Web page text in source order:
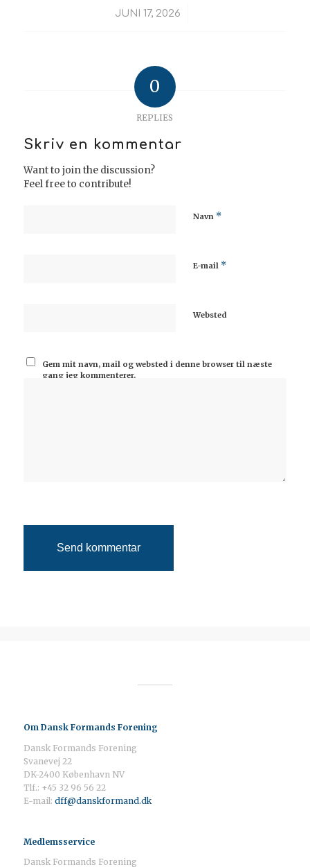
JUNI 17, 2026
/
0
REPLIES
Skriv en kommentar
Want to join the discussion?
Feel free to contribute!
Navn *
E-mail *
Websted
Gem mit navn, mail og websted i denne browser til næste
gang jeg kommenterer.
Om Dansk Formands Forening
Dansk Formands Forening
Svanevej 22
DK-2400 København NV
Tlf.: +45 32 96 56 22
E-mail: dff@danskformand.dk
Medlemsservice
Dansk Formands Forening